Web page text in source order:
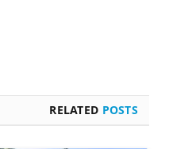
RELATED POSTS